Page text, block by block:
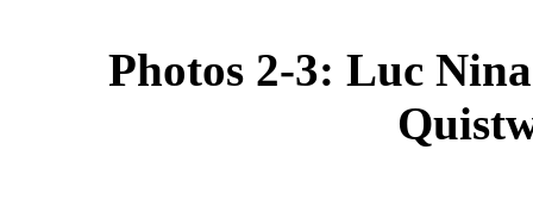
Photos 2-3: Luc